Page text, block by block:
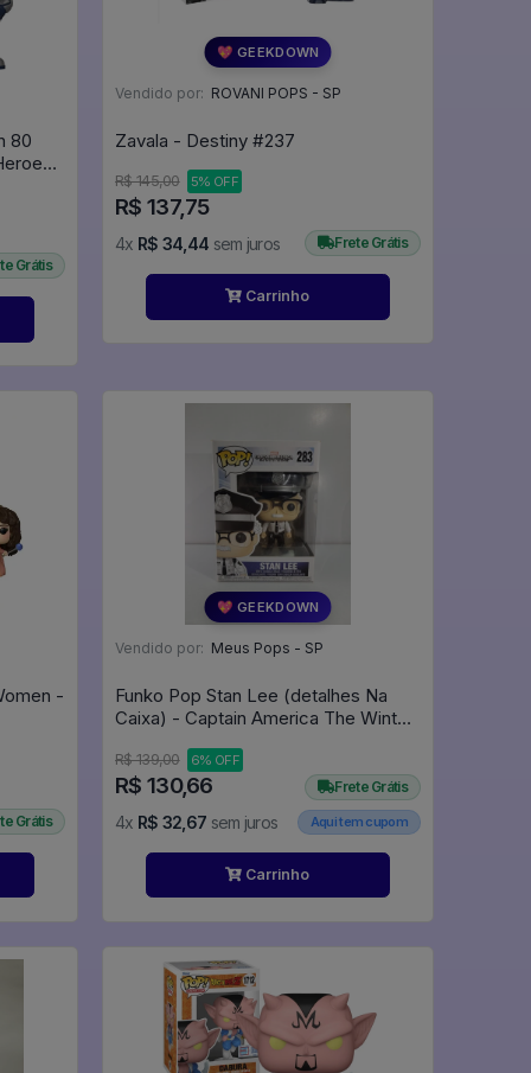
80
Grátis
💖 GEEKDOWN
Vendido por: ROVANI POPS - SP
Zavala - Destiny #237
R$ 145,00 5% OFF
R$ 137,75
4x R$ 34,44 sem juros Frete Grátis
Carrinho
-
Grátis
💖 GEEKDOWN
Vendido por: Meus Pops - SP
Funko Pop Stan Lee (detalhes Na
Caixa) - Captain America The Winter
R$ 139,00 6% OFF
R$ 130,66
4x R$ 32,67 sem juros
Frete Grátis
Aqui tem cupom
Carrinho